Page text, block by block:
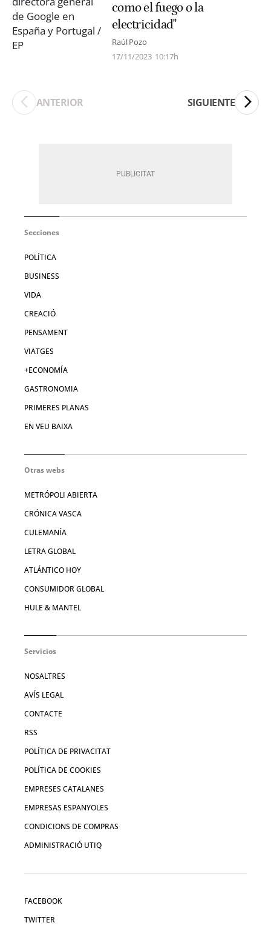
como el fuego o la
electricidad"
Raúl Pozo
17/11/2023 10:17h
ANTERIOR SIGUIENTE
Secciones
POLÍTICA
BUSINESS
VIDA
CREACIÓ
PENSAMENT
VIATGES
+ECONOMÍA
GASTRONOMIA
PRIMERES PLANAS
EN VEU BAIXA
Otras webs
METRÓPOLI ABIERTA
CRÓNICA VASCA
CULEMANÍA
LETRA GLOBAL
ATLÁNTICO HOY
CONSUMIDOR GLOBAL
HULE & MANTEL
Servicios
NOSALTRES
AVÍS LEGAL
CONTACTE
RSS
POLÍTICA DE PRIVACITAT
POLÍTICA DE COOKIES
EMPRESES CATALANES
EMPRESAS ESPANYOLES
CONDICIONS DE COMPRAS
ADMINISTRACIÓ UTIQ
FACEBOOK
TWITTER